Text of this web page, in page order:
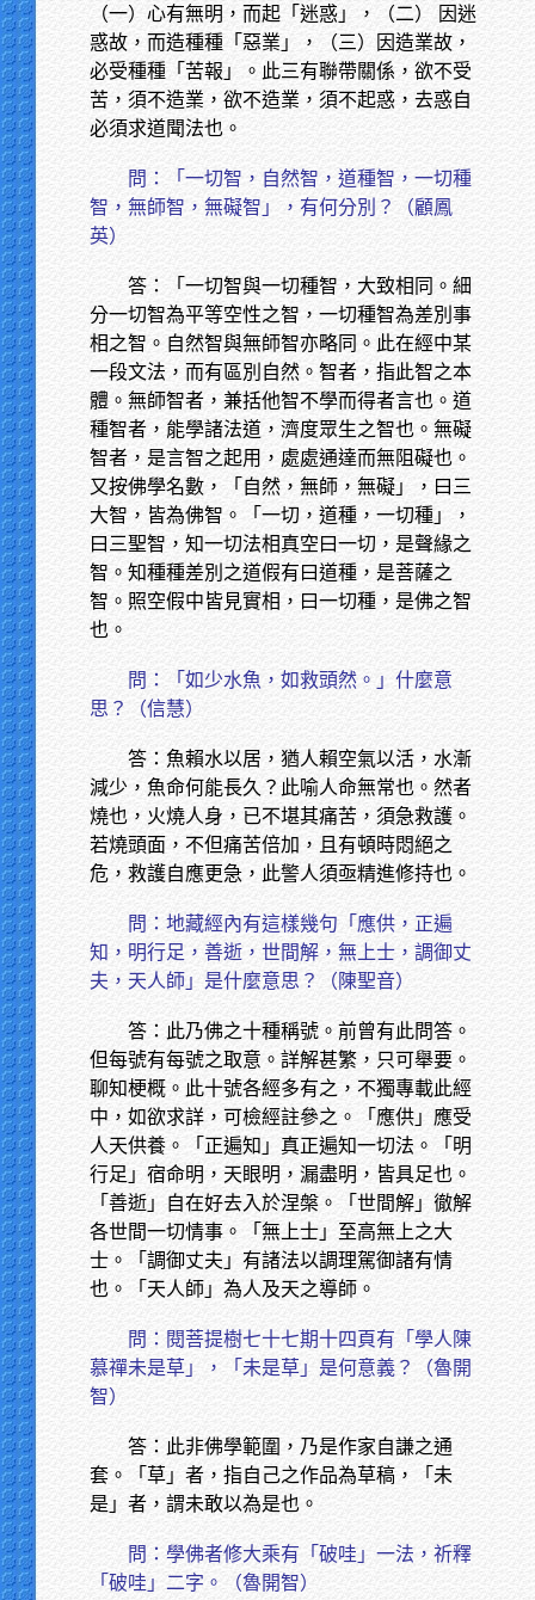
（一）心有無明，而起「迷惑」，（二） 因迷
惑故，而造種種「惡業」，（三）因造業故，
必受種種「苦報」。此三有聯帶關係，欲不受
苦，須不造業，欲不造業，須不起惑，去惑自
必須求道聞法也。
問：「一切智，自然智，道種智，一切種
智，無師智，無礙智」，有何分別？（顧鳳
英）
答：「一切智與一切種智，大致相同。細
分一切智為平等空性之智，一切種智為差別事
相之智。自然智與無師智亦略同。此在經中某
一段文法，而有區別自然。智者，指此智之本
體。無師智者，兼括他智不學而得者言也。道
種智者，能學諸法道，濟度眾生之智也。無礙
智者，是言智之起用，處處通達而無阻礙也。
又按佛學名數，「自然，無師，無礙」，曰三
大智，皆為佛智。「一切，道種，一切種」，
曰三聖智，知一切法相真空曰一切，是聲緣之
智。知種種差別之道假有曰道種，是菩薩之
智。照空假中皆見實相，曰一切種，是佛之智
也。
問：「如少水魚，如救頭然。」什麼意
思？（信慧）
答：魚賴水以居，猶人賴空氣以活，水漸
減少，魚命何能長久？此喻人命無常也。然者
燒也，火燒人身，已不堪其痛苦，須急救護。
若燒頭面，不但痛苦倍加，且有頓時悶絕之
危，救護自應更急，此警人須亟精進修持也。
問：地藏經內有這樣幾句「應供，正遍
知，明行足，善逝，世間解，無上士，調御丈
夫，天人師」是什麼意思？（陳聖音）
答：此乃佛之十種稱號。前曾有此問答。
但每號有每號之取意。詳解甚繁，只可舉要。
聊知梗概。此十號各經多有之，不獨專載此經
中，如欲求詳，可檢經註參之。「應供」應受
人天供養。「正遍知」真正遍知一切法。「明
行足」宿命明，天眼明，漏盡明，皆具足也。
「善逝」自在好去入於涅槃。「世間解」徹解
各世間一切情事。「無上士」至高無上之大
士。「調御丈夫」有諸法以調理駕御諸有情
也。「天人師」為人及天之導師。
問：閱菩提樹七十七期十四頁有「學人陳
慕禪未是草」，「未是草」是何意義？（魯開
智）
答：此非佛學範圍，乃是作家自謙之通
套。「草」者，指自己之作品為草稿，「未
是」者，謂未敢以為是也。
問：學佛者修大乘有「破哇」一法，祈釋
「破哇」二字。（魯開智）